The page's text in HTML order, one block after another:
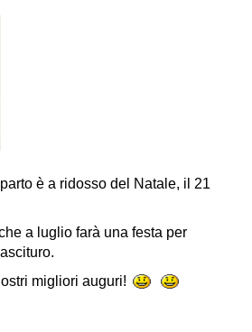
è a ridosso del Natale, il 21
a luglio farà una festa per
migliori auguri!